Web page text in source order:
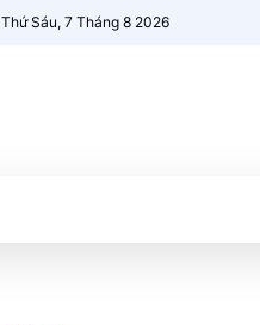
Thứ Sáu, 7 Tháng 8 2026